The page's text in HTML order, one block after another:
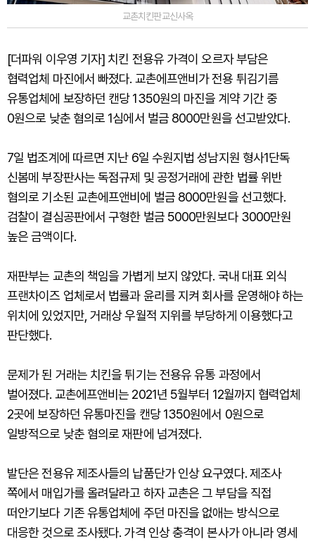
교촌치킨판교신사옥
[더파워 이우영 기자] 치킨 전용유 가격이 오르자 부담은
협력업체 마진에서 빠졌다. 교촌에프앤비가 전용 튀김기름
유통업체에 보장하던 캔당 1350원의 마진을 계약 기간 중
0원으로 낮춘 혐의로 1심에서 벌금 8000만원을 선고받았다.
7일 법조계에 따르면 지난 6일 수원지법 성남지원 형사1단독
신봄메 부장판사는 독점규제 및 공정거래에 관한 법률 위반
혐의로 기소된 교촌에프앤비에 벌금 8000만원을 선고했다.
검찰이 결심공판에서 구형한 벌금 5000만원보다 3000만원
높은 금액이다.
재판부는 교촌의 책임을 가볍게 보지 않았다. 국내 대표 외식
프랜차이즈 업체로서 법률과 윤리를 지켜 회사를 운영해야 하는
위치에 있었지만, 거래상 우월적 지위를 부당하게 이용했다고
판단했다.
문제가 된 거래는 치킨을 튀기는 전용유 유통 과정에서
벌어졌다. 교촌에프앤비는 2021년 5월부터 12월까지 협력업체
2곳에 보장하던 유통마진을 캔당 1350원에서 0원으로
일방적으로 낮춘 혐의로 재판에 넘겨졌다.
발단은 전용유 제조사들의 납품단가 인상 요구였다. 제조사
쪽에서 매입가를 올려달라고 하자 교촌은 그 부담을 직접
떠안기보다 기존 유통업체에 주던 마진을 없애는 방식으로
대응한 것으로 조사됐다. 가격 인상 충격이 본사가 아니라 영세